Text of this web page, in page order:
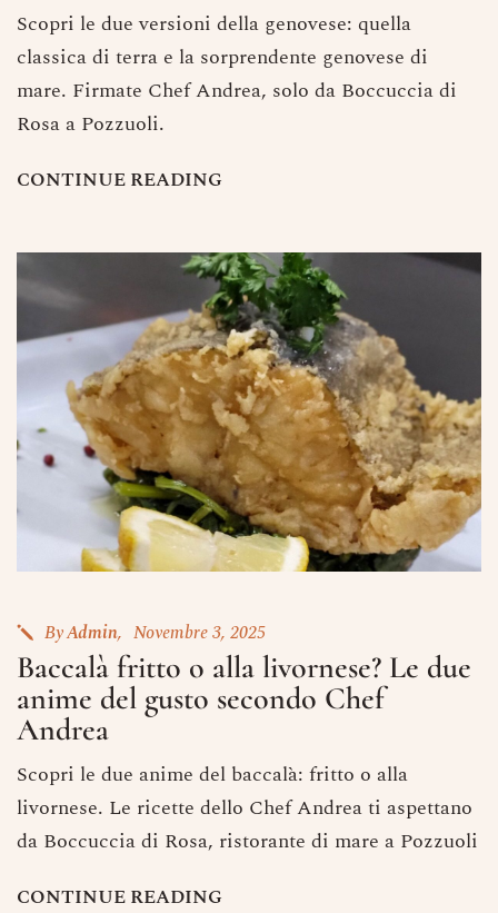
Scopri le due versioni della genovese: quella
classica di terra e la sorprendente genovese di
mare. Firmate Chef Andrea, solo da Boccuccia di
Rosa a Pozzuoli.
CONTINUEREADING
ByAdmin Novembre 3, 2025
Baccalà fritto o alla livornese? Le due
anime del gusto secondo Chef
Andrea
Scopri le due anime del baccalà: fritto o alla
livornese. Le ricette dello Chef Andrea ti aspettano
da Boccuccia di Rosa, ristorante di mare a Pozzuoli
CONTINUEREADING